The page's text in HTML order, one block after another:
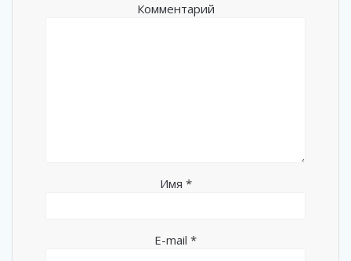
Комментарий
Имя *
E-mail *